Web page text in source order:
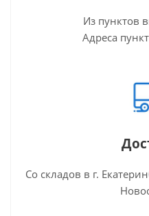
Из пунктов
Адреса
Со складов в г.